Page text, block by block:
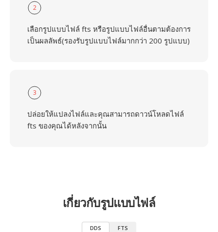
2
เลือกรูปแบบไฟล์ fts หรือรูปแบบไฟล์อื่นตามต้องการ
เป็นผลลัพธ์(รองรับรูปแบบไฟล์มากกว่า 200 รูปแบบ)
3
ปล่อยให้แปลงไฟล์และคุณสามารถดาวน์โหลดไฟล์
fts ของคุณได้หลังจากนั้น
เกี่ยวกับรูปแบบไฟล์
DDS FTS